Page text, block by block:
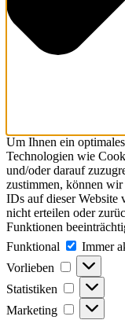
Um Ihnen ein
Technologien wie
und/oder darauf
zustimmen, können
IDs auf dieser Website
nicht erteilen oder
Funktionen
Funktional
Immer
Vorlieben
Vorlieben
Statistiken Statistiken
Marketing Marketing